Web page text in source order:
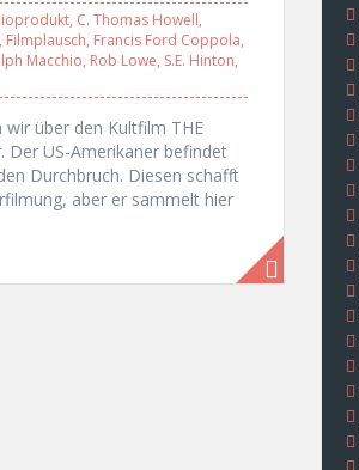
, C. Thomas Howell,
, Filmplausch, Francis Ford Coppola,
Macchio, Rob Lowe, S.E. Hinton,
über den Kultfilm THE
Der US-Amerikaner befindet
Durchbruch. Diesen schafft
aber er sammelt hier